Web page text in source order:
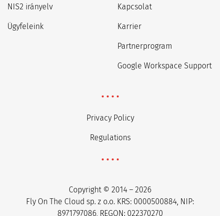
NIS2 irányelv
Ügyfeleink
Kapcsolat
Karrier
Partnerprogram
Google Workspace Support
Privacy Policy
Regulations
Copyright © 2014 – 2026
Fly On The Cloud sp. z o.o. KRS: 0000500884, NIP:
8971797086, REGON: 022370270